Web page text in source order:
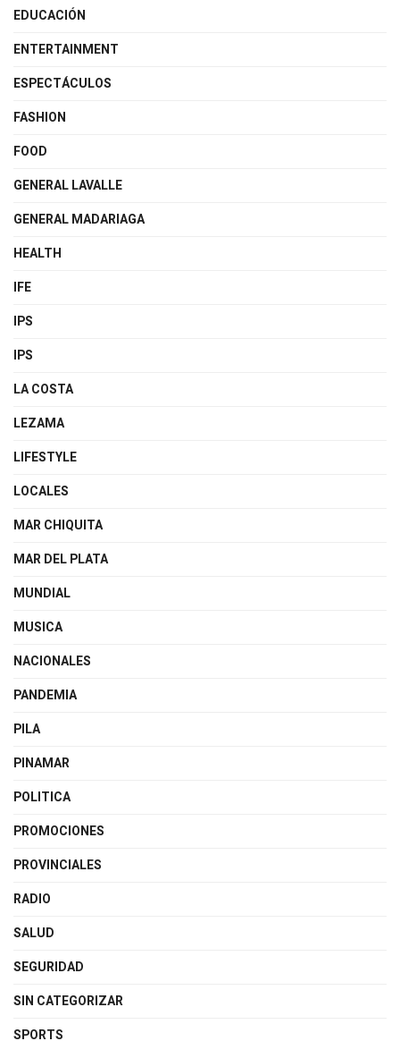
EDUCACIÓN
ENTERTAINMENT
ESPECTÁCULOS
FASHION
FOOD
GENERAL LAVALLE
GENERAL MADARIAGA
HEALTH
IFE
IPS
IPS
LA COSTA
LEZAMA
LIFESTYLE
LOCALES
MAR CHIQUITA
MAR DEL PLATA
MUNDIAL
MUSICA
NACIONALES
PANDEMIA
PILA
PINAMAR
POLITICA
PROMOCIONES
PROVINCIALES
RADIO
SALUD
SEGURIDAD
SIN CATEGORIZAR
SPORTS